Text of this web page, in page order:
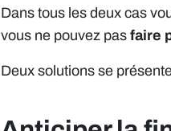
Dans tous les deux cas
vous ne pouvez pas faire
Deux solutions se